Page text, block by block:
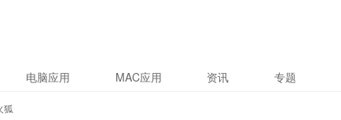
电脑应用 MAC应用 资讯 专题
狐